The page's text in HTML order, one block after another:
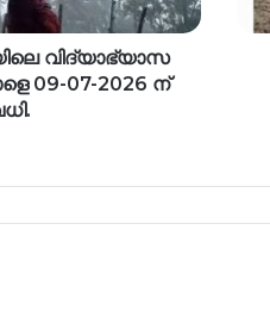
വിദ്യാഭ്യാസ
09-07-2026 ന്